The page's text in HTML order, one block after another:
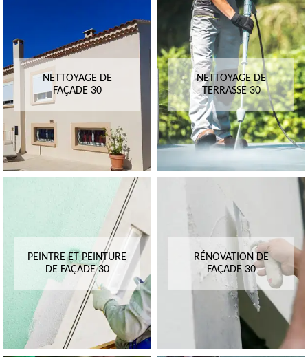
NETTOYAGE DE
FAÇADE 30
NETTOYAGE DE
TERRASSE 30
PEINTRE ET PEINTURE
DE FAÇADE 30
RÉNOVATION DE
FAÇADE 30